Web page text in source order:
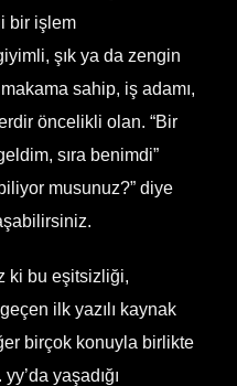
bir işlem
şık ya da zengin
sahip, iş adamı,
öncelikli olan. “Bir
sıra benimdi”
musunuz?” diye
ki bu eşitsizliği,
ilk yazılı kaynak
birçok konuyla birlikte
yaşadığı